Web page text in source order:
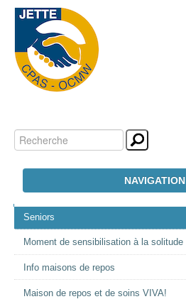
Outils
personnels
Chercher par
Recherche
NAVIGATION
ACCUEIL
LE CPAS
ACTION SOCIALE
NAVIGATION
Seniors
Moment de sensibilisation à la solitude
Info maisons de repos
Maison de repos et de soins VIVA!